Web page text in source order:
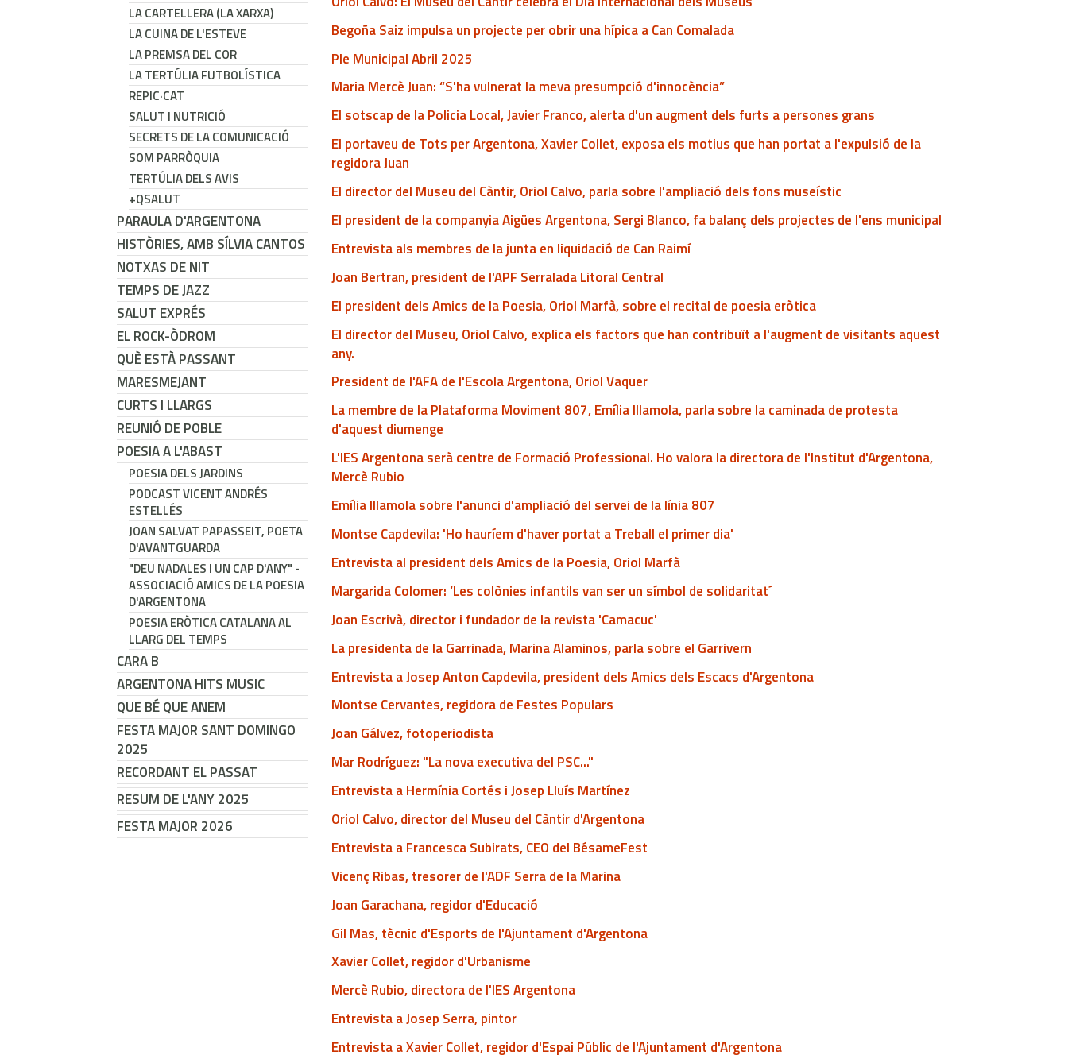
LA CARTELLERA (LA XARXA)
LA CUINA DE L'ESTEVE
LA PREMSA DEL COR
LA TERTÚLIA FUTBOLÍSTICA
REPIC·CAT
SALUT I NUTRICIÓ
SECRETS DE LA COMUNICACIÓ
SOM PARRÒQUIA
TERTÚLIA DELS AVIS
+QSALUT
PARAULA D'ARGENTONA
HISTÒRIES, AMB SÍLVIA CANTOS
NOTXAS DE NIT
TEMPS DE JAZZ
SALUT EXPRÉS
EL ROCK-ÒDROM
QUÈ ESTÀ PASSANT
MARESMEJANT
CURTS I LLARGS
REUNIÓ DE POBLE
POESIA A L'ABAST
POESIA DELS JARDINS
PODCAST VICENT ANDRÉS
ESTELLÉS
JOAN SALVAT PAPASSEIT, POETA
D'AVANTGUARDA
"DEU NADALES I UN CAP D'ANY" -
ASSOCIACIÓ AMICS DE LA POESIA
D'ARGENTONA
POESIA ERÒTICA CATALANA AL
LLARG DEL TEMPS
CARA B
ARGENTONA HITS MUSIC
QUE BÉ QUE ANEM
FESTA MAJOR SANT DOMINGO
2025
RECORDANT EL PASSAT
RESUM DE L'ANY 2025
FESTA MAJOR 2026
Begoña Saiz impulsa un projecte per obrir una hípica a Can Comalada
Ple Municipal Abril 2025
Maria Mercè Juan: “S'ha vulnerat la meva presumpció d'innocència”
El sotscap de la Policia Local, Javier Franco, alerta d'un augment dels furts a persones grans
El portaveu de Tots per Argentona, Xavier Collet, exposa els motius que han portat a l'expulsió de la
regidora Juan
El director del Museu del Càntir, Oriol Calvo, parla sobre l'ampliació dels fons museístic
El president de la companyia Aigües Argentona, Sergi Blanco, fa balanç dels projectes de l'ens municipal
Entrevista als membres de la junta en liquidació de Can Raimí
Joan Bertran, president de l'APF Serralada Litoral Central
El president dels Amics de la Poesia, Oriol Marfà, sobre el recital de poesia eròtica
El director del Museu, Oriol Calvo, explica els factors que han contribuït a l'augment de visitants aquest
any.
President de l'AFA de l'Escola Argentona, Oriol Vaquer
La membre de la Plataforma Moviment 807, Emília Illamola, parla sobre la caminada de protesta
d'aquest diumenge
L'IES Argentona serà centre de Formació Professional. Ho valora la directora de l'Institut d'Argentona,
Mercè Rubio
Emília Illamola sobre l'anunci d'ampliació del servei de la línia 807
Montse Capdevila: 'Ho hauríem d'haver portat a Treball el primer dia'
Entrevista al president dels Amics de la Poesia, Oriol Marfà
Margarida Colomer: ‘Les colònies infantils van ser un símbol de solidaritat´
Joan Escrivà, director i fundador de la revista 'Camacuc'
La presidenta de la Garrinada, Marina Alaminos, parla sobre el Garrivern
Entrevista a Josep Anton Capdevila, president dels Amics dels Escacs d'Argentona
Montse Cervantes, regidora de Festes Populars
Joan Gálvez, fotoperiodista
Mar Rodríguez: "La nova executiva del PSC..."
Entrevista a Hermínia Cortés i Josep Lluís Martínez
Oriol Calvo, director del Museu del Càntir d'Argentona
Entrevista a Francesca Subirats, CEO del BésameFest
Vicenç Ribas, tresorer de l'ADF Serra de la Marina
Joan Garachana, regidor d'Educació
Gil Mas, tècnic d'Esports de l'Ajuntament d'Argentona
Xavier Collet, regidor d'Urbanisme
Mercè Rubio, directora de l'IES Argentona
Entrevista a Josep Serra, pintor
Entrevista a Xavier Collet, regidor d'Espai Públic de l'Ajuntament d'Argentona